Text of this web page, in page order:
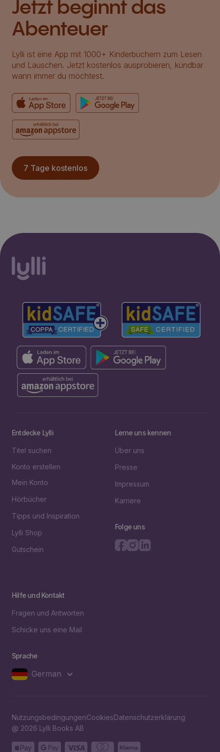
Jetzt beginnt das
Abenteuer
Lylli ist eine App mit 1000+ Kinderbüchern zum Lesen
und Lauschen. Jetzt kostenlos ausprobieren, kündbar
wann immer du möchtest.
7 Tage kostenlos
Entdecke Lylli
Titel suchen
Konto erstellen
Mein Konto
Hörbücher
Tipps und Inspiration
Lylli Shop
Gutschein
Lerne uns kennen
Über uns
Presse
Impressum
Karriere
Folge uns
Hilfe und Kontakt
Fragen und Antworten
Schicke uns eine Mail
Sprache
German
NutzungsbedingungenCookiesDatenschutzerklärung
@ 2026 Lylli Books AB